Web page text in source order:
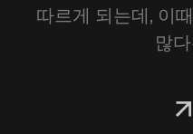
따르게 되는데, 이
많